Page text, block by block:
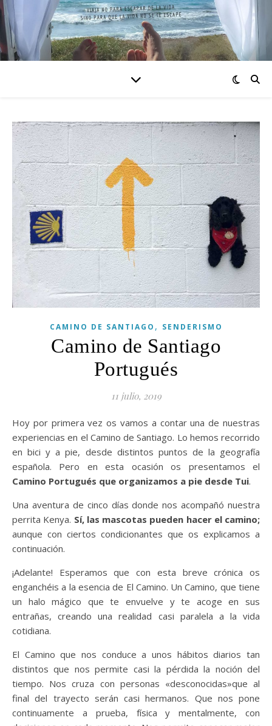
CAMINO DE SANTIAGO , SENDERISMO
Camino de Santiago
Portugués
11 julio, 2019
Hoy por primera vez os vamos a contar una de nuestras
experiencias en el Camino de Santiago. Lo hemos recorrido
en bici y a pie, desde distintos puntos de la geografía
española. Pero en esta ocasión os presentamos el
Camino Portugués que organizamos a pie desde Tui.
Una aventura de cinco días donde nos acompañó nuestra
perrita Kenya. Sí, las mascotas pueden hacer el camino;
aunque con ciertos condicionantes que os explicamos a
continuación.
¡Adelante! Esperamos que con esta breve crónica os
enganchéis a la esencia de El Camino. Un Camino, que tiene
un halo mágico que te envuelve y te acoge en sus
entrañas, creando una realidad casi paralela a la vida
cotidiana.
El Camino que nos conduce a unos hábitos diarios tan
distintos que nos permite casi la pérdida la noción del
tiempo. Nos cruza con personas «desconocidas»que al
final del trayecto serán casi hermanos. Que nos pone
continuamente a prueba, física y mentalmente, con